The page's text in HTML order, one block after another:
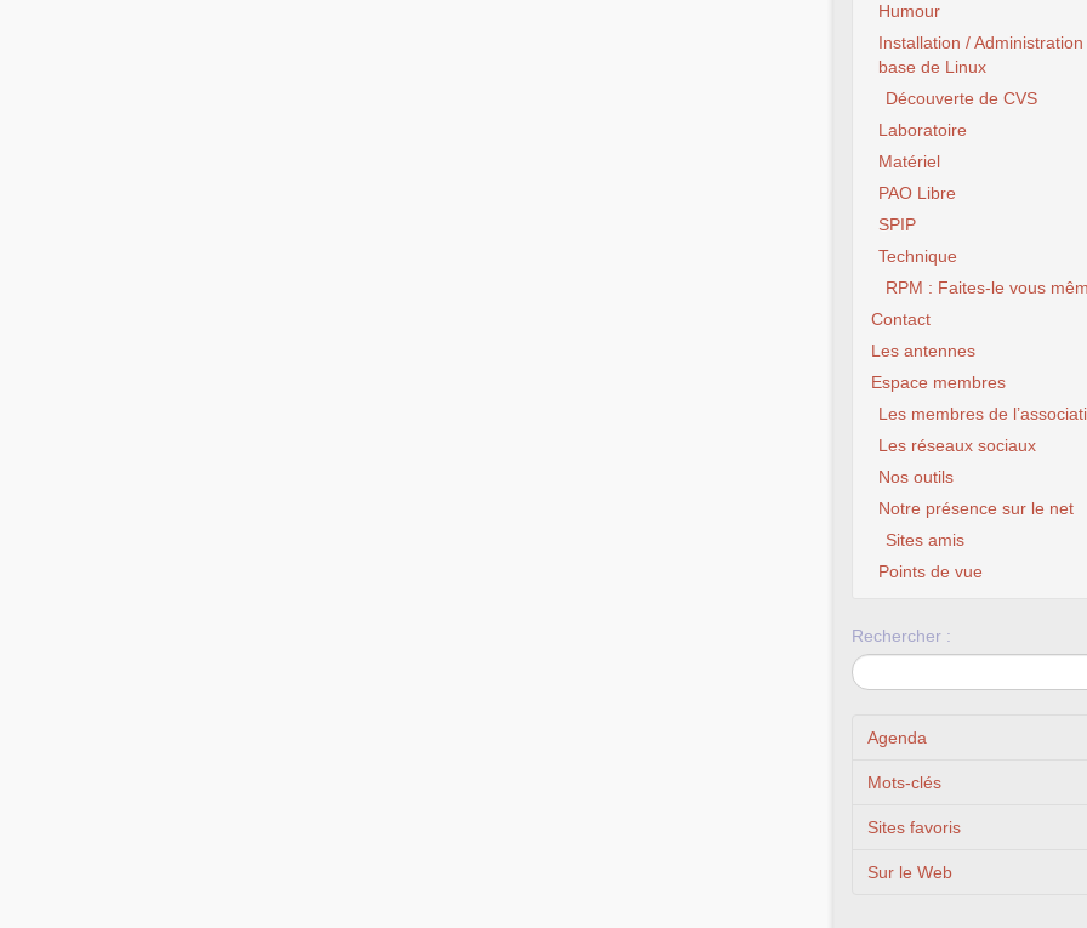
Humour
Installation / Administration
base de Linux
Découverte de CVS
Laboratoire
Matériel
PAO Libre
SPIP
Technique
RPM : Faites-le vous
Contact
Les antennes
Espace membres
Les membres de
Les réseaux sociaux
Nos outils
Notre présence sur le net
Sites amis
Points de vue
Rechercher :
Agenda
Mots-clés
Sites favoris
Sur le Web